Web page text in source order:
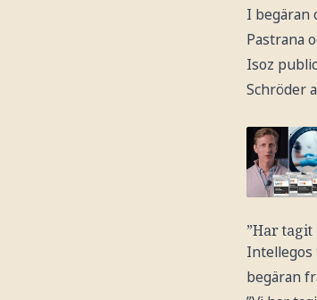
I begäran
Pastrana
Isoz
Schröder
”Har tagit
Intellegos
begäran